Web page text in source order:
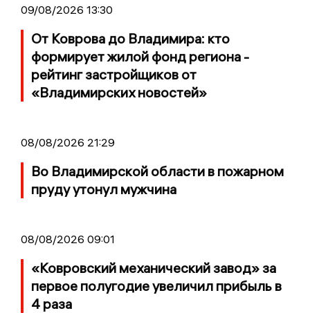
09/08/2026 13:30
От Коврова до Владимира: кто
формирует жилой фонд региона -
рейтинг застройщиков от
«Владимирских новостей»
08/08/2026 21:29
Во Владимирской области в пожарном
пруду утонул мужчина
08/08/2026 09:01
«Ковровский механический завод» за
первое полугодие увеличил прибыль в
4 раза